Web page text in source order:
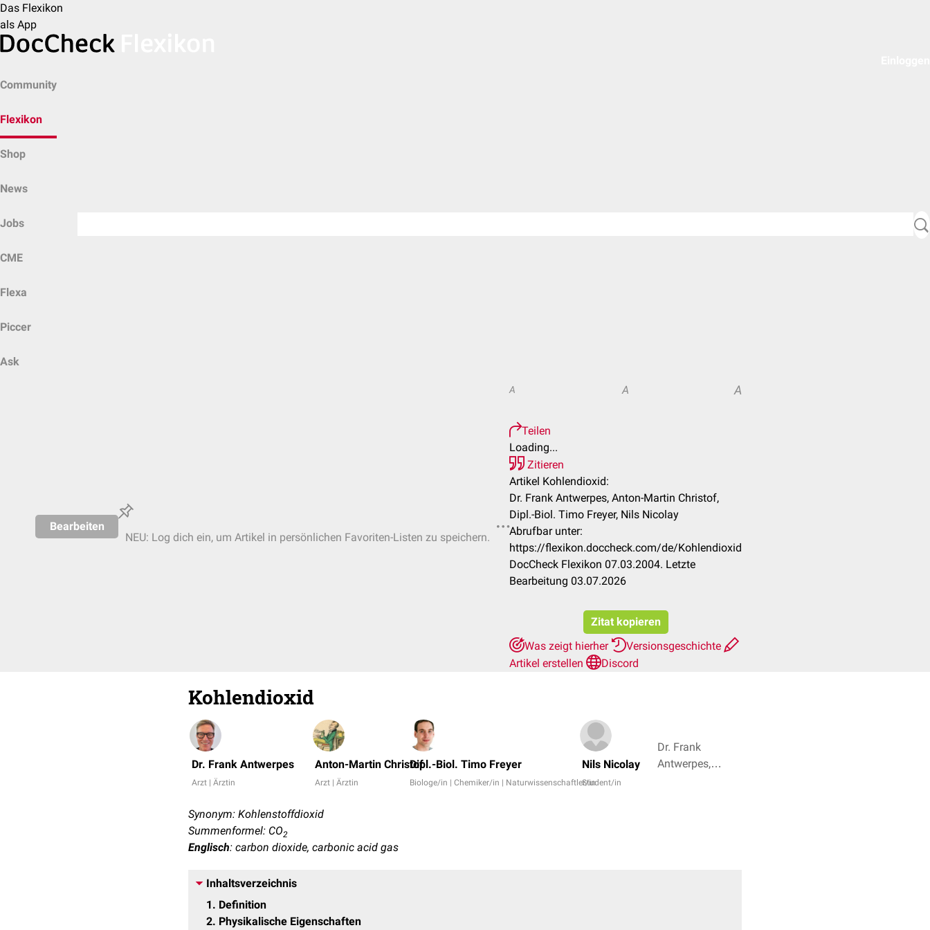
Das Flexikon
als App
Community
Flexikon
Shop
News
Jobs
CME
Flexa
Piccer
Ask
Bearbeiten
NEU: Log dich ein, um Artikel in persönlichen Favoriten-Listen zu speichern.
A A A
Teilen
Loading...
Zitieren
Artikel Kohlendioxid:
Dr. Frank Antwerpes, Anton-Martin Christof,
Dipl.-Biol. Timo Freyer, Nils Nicolay
Abrufbar unter:
https://flexikon.doccheck.com/de/Kohlendioxid
DocCheck Flexikon 07.03.2004. Letzte
Bearbeitung 03.07.2026
Zitat kopieren
Was zeigt hierher
Versionsgeschichte
Artikel erstellen
Discord
Kohlendioxid
Dr. Frank Antwerpes
Arzt | Ärztin
Anton-Martin Christof
Arzt | Ärztin
Dipl.-Biol. Timo Freyer
Biologe/in | Chemiker/in | Naturwissenschaftler/in
Nils Nicolay
Student/in
Dr. Frank
Antwerpes,
Synonym: Kohlenstoffdioxid
Summenformel: CO2
Englisch: carbon dioxide, carbonic acid gas
Inhaltsverzeichnis
1
Definition
2 Physikalische Eigenschaften